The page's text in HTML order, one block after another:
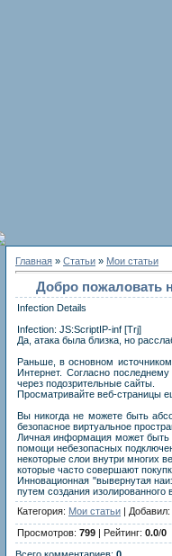
Главная » Статьи » Мои статьи
Добро пожаловать
Infection Details
Infection: JS:ScriptIP-inf [Trj]
Да, атака была близка, но
Раньше, в основном
Интернет. Согласно
через подозрительные сайты.
Просматривайте веб-страницы
Вы никогда не можете быть
безопасное виртуальное
Личная информация может
помощи небезопасных
некоторые слои внутри многих
которые часто совершают
Инновационная "вывернутая
путем создания изолированного
Категория: Мои статьи | Добавил:
Просмотров: 799 | Рейтинг: 0.0/0